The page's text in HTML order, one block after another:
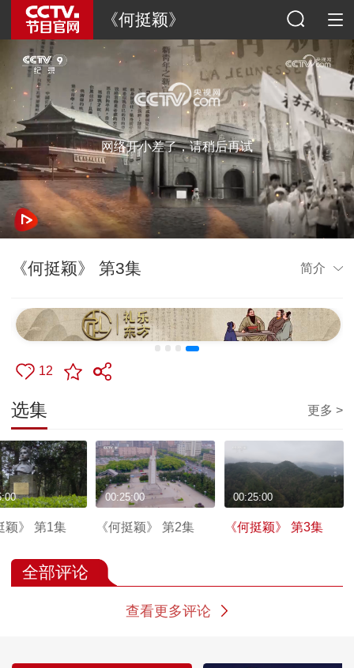
《何挺颖》
网络开小差了，请稍后再试
《何挺颖》 第3集 简介
12
选集 更多 >
颖》 第1集 《何挺颖》 第2集
00:25:00
《何挺颖》 第3集
00:25:00
全部评论
查看更多评论